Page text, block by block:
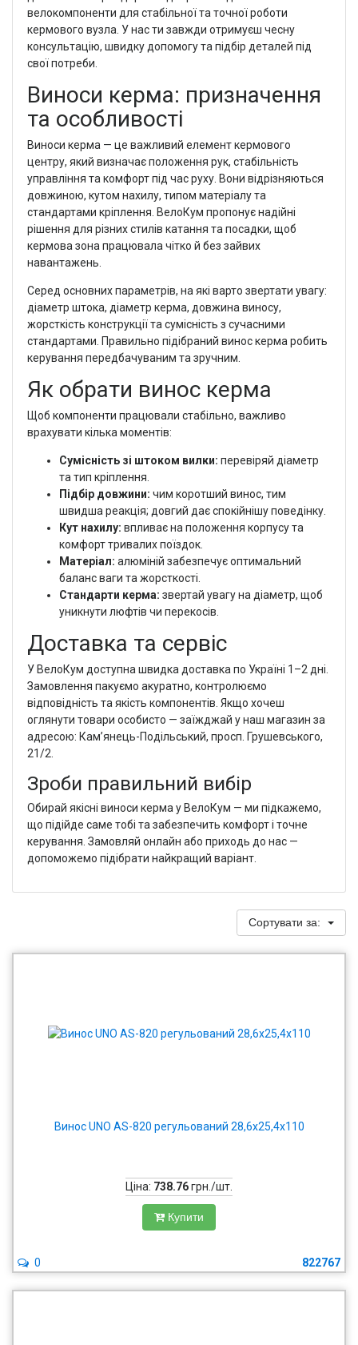
велокомпоненти для стабільної та точної роботи
кермового вузла. У нас ти завжди отримуєш чесну
консультацію, швидку допомогу та підбір деталей під
свої потреби.
Виноси керма: призначення
та особливості
Виноси керма — це важливий елемент кермового
центру, який визначає положення рук, стабільність
управління та комфорт під час руху. Вони відрізняються
довжиною, кутом нахилу, типом матеріалу та
стандартами кріплення. ВелоКум пропонує надійні
рішення для різних стилів катання та посадки, щоб
кермова зона працювала чітко й без зайвих
навантажень.
Серед основних параметрів, на які варто звертати увагу:
діаметр штока, діаметр керма, довжина виносу,
жорсткість конструкції та сумісність з сучасними
стандартами. Правильно підібраний винос керма робить
керування передбачуваним та зручним.
Як обрати винос керма
Щоб компоненти працювали стабільно, важливо
врахувати кілька моментів:
Сумісність зі штоком вилки: перевіряй діаметр
та тип кріплення.
Підбір довжини: чим коротший винос, тим
швидша реакція; довгий дає спокійнішу поведінку.
Кут нахилу: впливає на положення корпусу та
комфорт тривалих поїздок.
Матеріал: алюміній забезпечує оптимальний
баланс ваги та жорсткості.
Стандарти керма: звертай увагу на діаметр, щоб
уникнути люфтів чи перекосів.
Доставка та сервіс
У ВелоКум доступна швидка доставка по Україні 1–2 дні.
Замовлення пакуємо акуратно, контролюємо
відповідність та якість компонентів. Якщо хочеш
оглянути товари особисто — заїжджай у наш магазин за
адресою: Кам’янець-Подільський, просп. Грушевського,
21/2.
Зроби правильний вибір
Обирай якісні виноси керма у ВелоКум — ми підкажемо,
що підійде саме тобі та забезпечить комфорт і точне
керування. Замовляй онлайн або приходь до нас —
допоможемо підібрати найкращий варіант.
Сортувати за:
Винос UNO AS-820 регульований 28,6x25,4х110
Ціна: 738.76грн./шт.
Купити
822767
0